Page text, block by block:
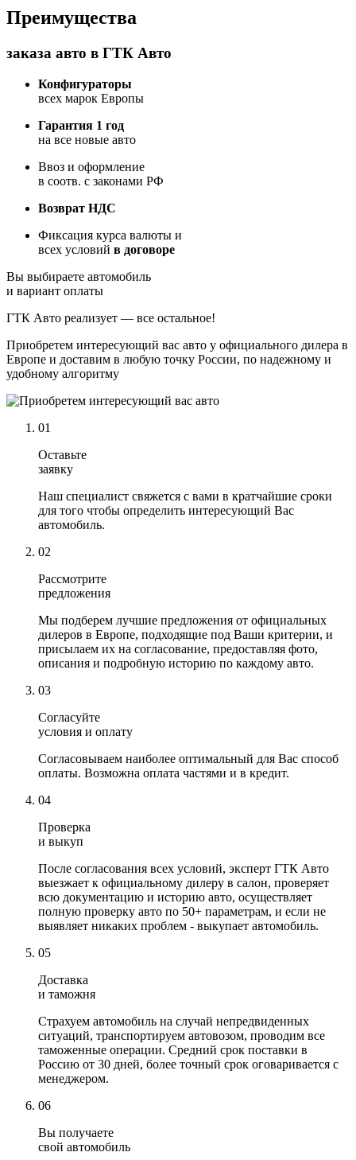
Преимущества
заказа авто в ГТК Авто
Конфигураторы
всех марок Европы
Гарантия 1 год
на все новые авто
Ввоз и оформление
в соотв. с законами РФ
Возврат НДС
Фиксация курса валюты и
всех условий в договоре
Вы выбираете автомобиль
и вариант оплаты
ГТК Авто реализует — все остальное!
Приобретем интересующий вас авто у официального дилера в
Европе и доставим в любую точку России, по надежному и
удобному алгоритму
01
Оставьте
заявку
Наш специалист свяжется с вами в кратчайшие сроки
для того чтобы определить интересующий Вас
автомобиль.
02
Рассмотрите
предложения
Мы подберем лучшие предложения от официальных
дилеров в Европе, подходящие под Ваши критерии, и
присылаем их на согласование, предоставляя фото,
описания и подробную историю по каждому авто.
03
Согласуйте
условия и оплату
Согласовываем наиболее оптимальный для Вас способ
оплаты. Возможна оплата частями и в кредит.
04
Проверка
и выкуп
После согласования всех условий, эксперт ГТК Авто
выезжает к официальному дилеру в салон, проверяет
всю документацию и историю авто, осуществляет
полную проверку авто по 50+ параметрам, и если не
выявляет никаких проблем - выкупает автомобиль.
05
Доставка
и таможня
Страхуем автомобиль на случай непредвиденных
ситуаций, транспортируем автовозом, проводим все
таможенные операции. Средний срок поставки в
Россию от 30 дней, более точный срок оговаривается с
менеджером.
06
Вы получаете
свой автомобиль